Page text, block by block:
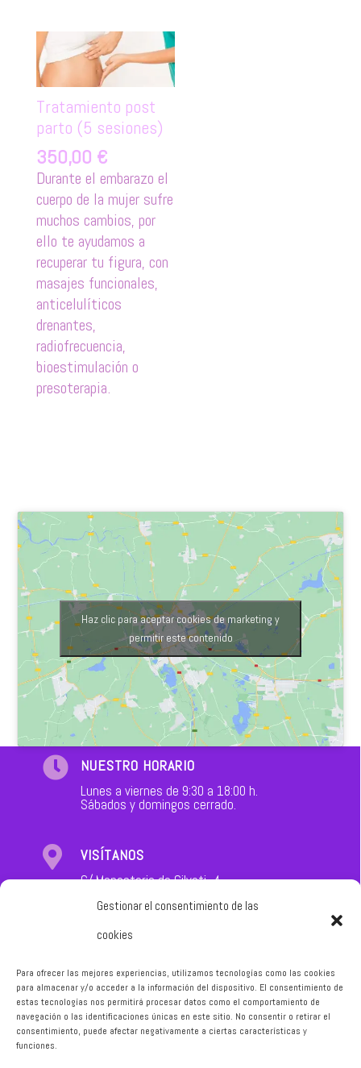
Gestionar el consentimiento de las
cookies
Para ofrecer las mejores experiencias, utilizamos tecnologías como las cookies
para almacenar y/o acceder a la información del dispositivo. El consentimiento de
estas tecnologías nos permitirá procesar datos como el comportamiento de
navegación o las identificaciones únicas en este sitio. No consentir o retirar el
consentimiento, puede afectar negativamente a ciertas características y
funciones.
Tratamiento post
parto (5 sesiones)
350,00 €
Durante el embarazo el
cuerpo de la mujer sufre
muchos cambios, por
ello te ayudamos a
recuperar tu figura, con
masajes funcionales,
anticelulíticos
drenantes,
radiofrecuencia,
bioestimulación o
presoterapia.
Haz clic para aceptar cookies de marketing y
permitir este contenido
 NUESTRO HORARIO
Lunes a viernes de 9:30 a 18:00 h.
Sábados y domingos cerrado.
 VISÍTANOS
C/ Monasterio de Cilveti, 4
WHATSAPP
654 804 555
 NUESTRO MÓVIL